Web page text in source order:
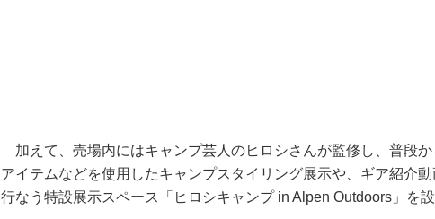
加えて、売場内にはキャンプ芸人のヒロシさんが監修し、普段か
アイテムなどを使用したキャンプスタイリング展示や、ギア紹介
行なう特設展示スペース「ヒロシキャンプ in Alpen Outdoors」を設